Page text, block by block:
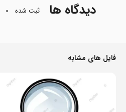
دیدگاه ها ثبت شده 0
فایل های مشابه